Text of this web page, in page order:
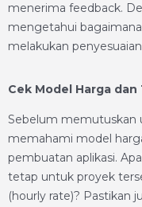
menerima feedback.
mengetahui
melakukan
Cek Model Harga dan
Sebelum memutuskan
memahami model
pembuatan aplikasi.
tetap untuk proyek
(hourly rate)? Pastikan